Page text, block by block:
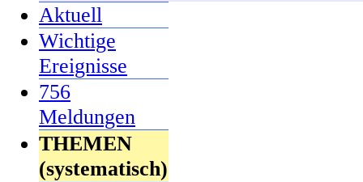
Aktuell
Wichtige
Ereignisse
756
Meldungen
THEMEN
(systematisch)